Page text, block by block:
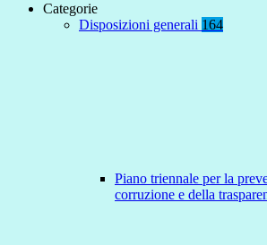
Categorie
Disposizioni generali 164
Piano triennale per la
corruzione e della